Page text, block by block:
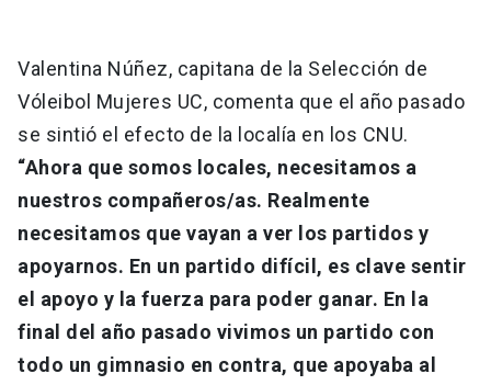
Valentina Núñez, capitana de la Selección de
Vóleibol Mujeres UC, comenta que el año pasado
se sintió el efecto de la localía en los CNU.
“Ahora que somos locales, necesitamos a
nuestros compañeros/as. Realmente
necesitamos que vayan a ver los partidos y
apoyarnos. En un partido difícil, es clave sentir
el apoyo y la fuerza para poder ganar. En la
final del año pasado vivimos un partido con
todo un gimnasio en contra, que apoyaba al